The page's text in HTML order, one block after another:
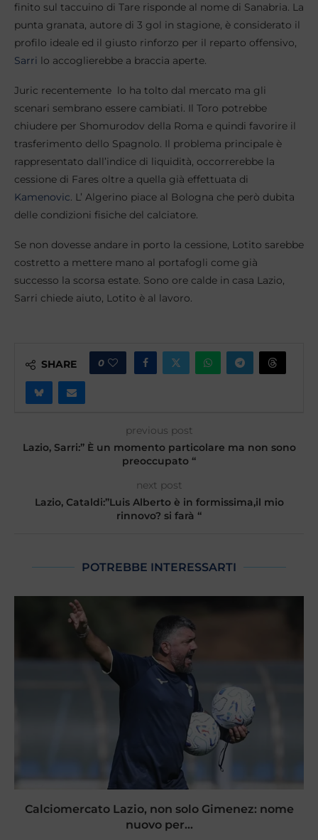
finito sul taccuino di Tare risponde al nome di Sanabria. La
punta granata, autore di 3 gol in stagione, è considerato il
profilo ideale ed il giusto rinforzo per il reparto offensivo,
Sarri lo accoglierebbe a braccia aperte.
Juric recentemente lo ha tolto dal mercato ma gli
scenari sembrano essere cambiati. Il Toro potrebbe
chiudere per Shomurodov della Roma e quindi favorire il
trasferimento dello Spagnolo. Il problema principale è
rappresentato dall’indice di liquidità, occorrerebbe la
cessione di Fares oltre a quella già effettuata di
Kamenovic. L’ Algerino piace al Bologna che però dubita
delle condizioni fisiche del calciatore.
Se non dovesse andare in porto la cessione, Lotito sarebbe
costretto a mettere mano al portafogli come già
successo la scorsa estate. Sono ore calde in casa Lazio,
Sarri chiede aiuto, Lotito è al lavoro.
SHARE 0
previous post
Lazio, Sarri:” È un momento particolare ma non sono
preoccupato “
next post
Lazio, Cataldi:”Luis Alberto è in formissima,il mio
rinnovo? si farà “
POTREBBE INTERESSARTI
Calciomercato Lazio, non solo Gimenez: nome
nuovo per...